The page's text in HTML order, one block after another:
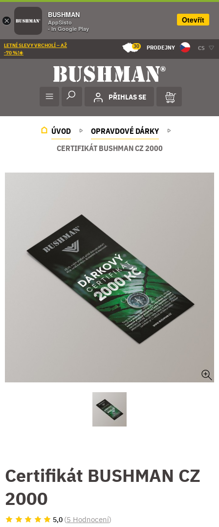
LETNÍ SLEVY VRCHOLÍ – AŽ
-70 %!☀️
30 PRODEJNY CS
PŘIHLAS SE
ÚVOD
OPRAVDOVÉ DÁRKY
CERTIFIKÁT BUSHMAN CZ 2000
Certifikát BUSHMAN CZ
2000
5,0 (5 Hodnocení)
×
BUSHMAN
AppSisto
- In Google Play
Otevřít